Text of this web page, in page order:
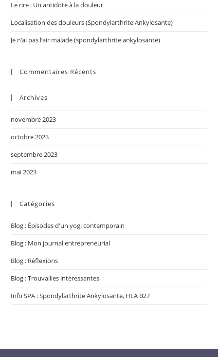
Le rire : Un antidote à la douleur
Localisation des douleurs (Spondylarthrite Ankylosante)
Je n’ai pas l’air malade (spondylarthrite ankylosante)
Commentaires Récents
Archives
novembre 2023
octobre 2023
septembre 2023
mai 2023
Catégories
Blog : Épisodes d'un yogi contemporain
Blog : Mon journal entrepreneurial
Blog : Réflexions
Blog : Trouvailles intéressantes
Info SPA : Spondylarthrite Ankylosante, HLA B27